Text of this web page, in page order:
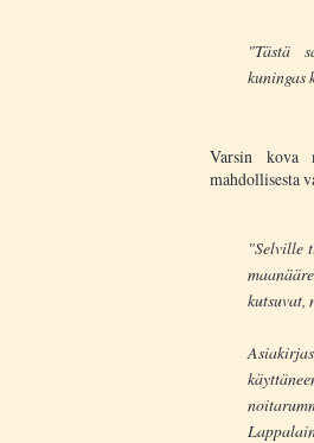
"Tästä
kuningas
Varsin kova
mahdollisesta
"Selville
kutsuvat,